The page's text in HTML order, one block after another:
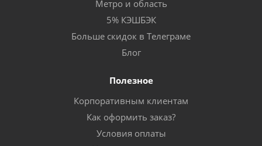
Метро и область
5% КЭШБЭК
Больше скидок в Телеграме
Блог
Полезное
Корпоративным клиентам
Как оформить заказ?
Условия оплаты